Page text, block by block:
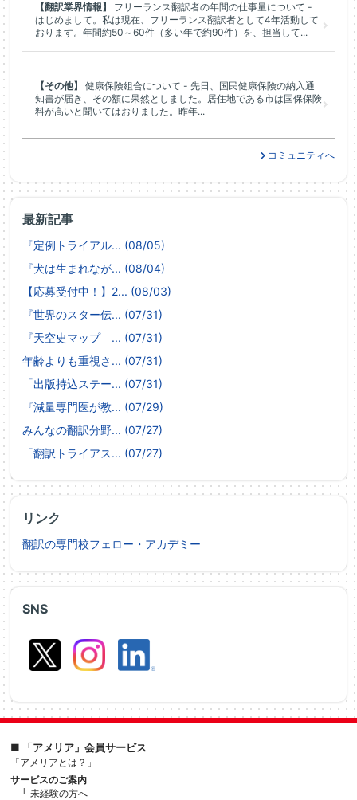
SNS
最新記事
『定例トライアル... (08/05)
『犬は生まれなが... (08/04)
【応募受付中！】2... (08/03)
『世界のスター伝... (07/31)
『天空史マップ ... (07/31)
年齢よりも重視さ... (07/31)
「出版持込ステー... (07/31)
『減量専門医が教... (07/29)
みんなの翻訳分野... (07/27)
「翻訳トライアス... (07/27)
リンク
翻訳の専門校フェロー・アカデミー
【翻訳業界情報】
フリーランス翻訳者の年間の仕事量について -
はじめまして。私は現在、フリーランス翻訳者として4年活動して
おります。年間約50～60件（多い年で約90件）を、担当して...
【その他】
健康保険組合について - 先日、国民健康保険の納入通
知書が届き、その額に呆然としました。居住地である市は国保保険
料が高いと聞いてはおりました。昨年...
コミュニティへ
■ 「アメリア」会員サービス
「アメリアとは？」
サービスのご案内
└ 未経験の方へ